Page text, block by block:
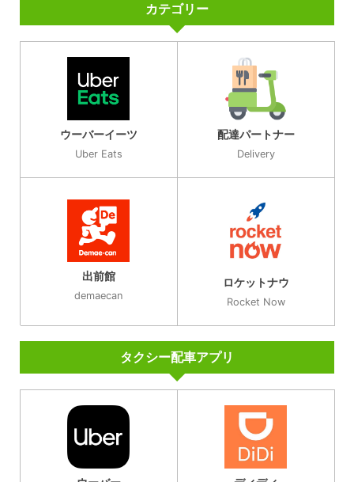
カテゴリー
ウーバーイーツ
Uber Eats
配達パートナー
Delivery
出前館
demaecan
ロケットナウ
Rocket Now
タクシー配車アプリ